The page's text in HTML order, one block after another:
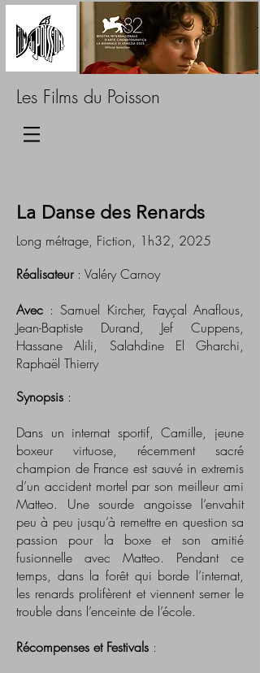
Les Films du Poisson
La Danse des Renards
Long métrage, Fiction, 1h32, 2025
Réalisateur: Valéry Carnoy
Avec : Samuel Kircher, Fayçal Anaflous,
Jean-Baptiste Durand, Jef Cuppens,
Hassane Alili, Salahdine El Gharchi,
Raphaël Thierry
Synopsis :
Dans un internat sportif, Camille, jeune
boxeur virtuose, récemment sacré
champion de France est sauvé in extremis
d’un accident mortel par son meilleur ami
Matteo. Une sourde angoisse l’envahit
peu à peu jusqu’à remettre en question sa
passion pour la boxe et son amitié
fusionnelle avec Matteo. Pendant ce
temps, dans la forêt qui borde l’internat,
les renards prolifèrent et viennent semer le
trouble dans l’enceinte de l’école.​​
Récompenses et Festivals :